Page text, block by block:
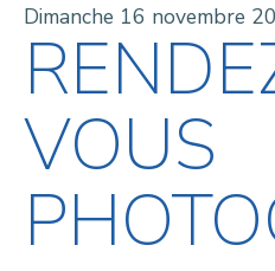
Dimanche 16 novembre
VOUS